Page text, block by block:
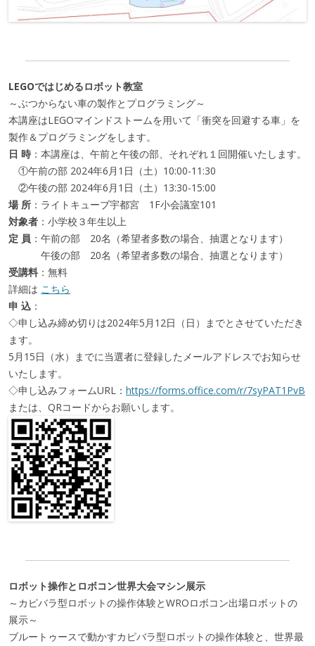
LEGOではじめるロボット教室
～ぶつからない車の製作とプログラミング～
本講座はLEGOマインドストームを用いて「衝突を回避する車」を
製作＆プログラミングをします。
日 時 ：本講座は、午前と午後の部、それぞれ１回開催いたします。
①午前の部 2024年6月1日（土）10:00-11:30
②午後の部 2024年6月1日（土）13:30-15:00
場 所 ：ライトキューブ宇都宮 1F小会議室101
対象者 ：小学校３年生以上
定 員 ：午前の部 20名（希望者多数の場合、抽選となります）
午後の部 20名（希望者多数の場合、抽選となります）
受講料 ：無料
詳細は こちら
申 込 ：
◇申し込み締め切りは2024年5月12日（日）までとさせていただき
ます。
5月15日（水）までに当選者に登録したメールアドレスでお知らせ
いたします。
◇申し込みフォームURL： https://forms.office.com/r/7syPAT1PvB
または、QRコードからお願いします。
ロボット操作とロボコン世界大会マシン展示
～カピバラ型ロボットの操作体験とWROロボコン出場ロボットの
展示～
ブルートゥースで動かすカピバラ型ロボットの操作体験と、世界最